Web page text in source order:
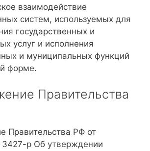
взаимодействие
систем, используемых для
государственных и
услуг и исполнения
и муниципальных функций
форме.
Правительства
Правительства РФ от
р Об утверждении